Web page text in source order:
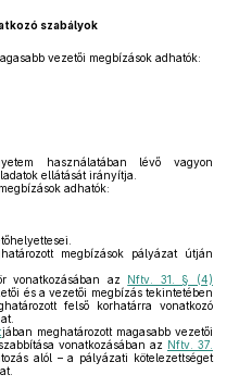
szabályok
vezetői megbízások adhatók:
használatában lévő vagyon
ellátását irányítja.
adhatók:
megbízások pályázat útján
vonatkozásában az Nftv. 31. § (4)
és a vezetői megbízás tekintetében
felső korhatárra vonatkozó
jában meghatározott magasabb vezetői
vonatkozásában az Nftv. 37.
alól – a pályázati kötelezettséget